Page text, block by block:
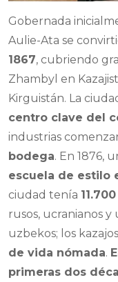
Gobernada
Aulie-Ata se
1867, cubriendo
Zhambyl en
Kirguistán. La
centro clave del
industrias
bodega. En 1876,
escuela de estilo
ciudad tenía
rusos, ucranianos
uzbekos; los
de vida nómada.
primeras dos